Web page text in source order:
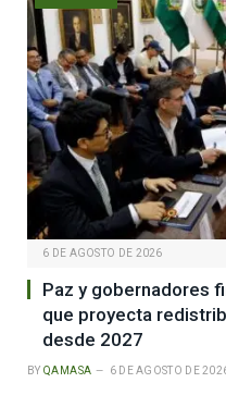
6 DE AGOSTO DE 2026
Paz y gobernadores
que proyecta
desde 2027
BY QAMASA 6 DE AGOSTO DE